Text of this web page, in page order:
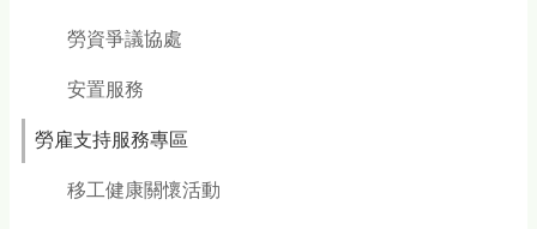
勞資爭議協處
安置服務
勞雇支持服務專區
移工健康關懷活動